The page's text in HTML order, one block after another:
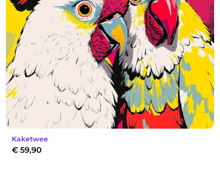
Kaketwee
€ 59,90